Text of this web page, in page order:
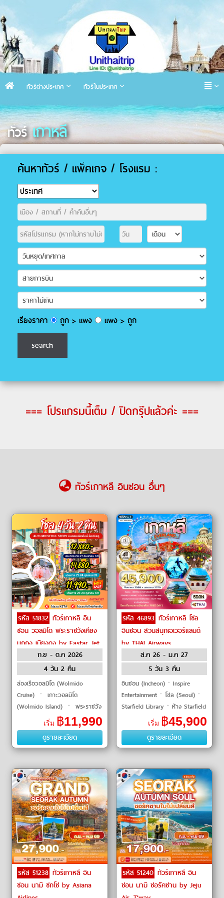
ทัวร์ต่างประเทศ ทัวร์ในประเทศ
ทัวร์ เกาหลี
ค้นหาทัวร์ / แพ็คเกจ / โรงแรม :
เรียงราคา ถูก-> แพง แพง-> ถูก
=== โปรแกรมนี้เต็ม / ปิดกรุ๊ปแล้วค่ะ ===
ทัวร์เกาหลี อินชอน อื่นๆ
รหัส 51832 ทัวร์เกาหลี อิน
ชอน วอลมิโด พระราชวังเคียง
บกกุง เมียงดง by Eastar Jet
ก.ย - ต.ค 2026
4 วัน 2 คืน
ล่องเรือวอลมิโด (Wolmido
Cruise) ㆍ เกาะวอลมิโด
(Wolmido Island) ㆍ พระราชวัง
เคียงบกกุง (Gyeongbokgung
Palace) ㆍ ถนนเมียงดง
(Myeongdong Street) ㆍ ดิวตี้
ฟรี (Duty Free
เริ่ม ฿11,990
ดูรายละเอียด
รหัส 46893 ทัวร์เกาหลี โซล
อินชอน สวนสนุกเอเวอร์แลนด์
by THAI Airways
ส.ค 26 - ม.ค 27
5 วัน 3 คืน
อินชอน (Incheon)ㆍInspire
Entertainmentㆍโซล (Seoul)ㆍ
Starfield Libraryㆍห้าง Starfield
Coex Mallㆍสวนสนุกเอเวอร์
แลนด์ (Everland)ㆍDuty Freeㆍ
ย่านช้อปปิ้งเมียงดง (Myeongdong
Shopping Street)�
เริ่ม ฿45,900
ดูรายละเอียด
รหัส 51238 ทัวร์เกาหลี อิน
ชอน นามิ ซกโซ by Asiana
รหัส 51240 ทัวร์เกาหลี อิน
ชอน นามิ ซอรัคซาน by Jeju